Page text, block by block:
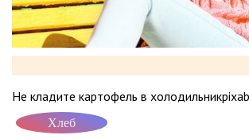
Не кладите картофель в
Хлеб